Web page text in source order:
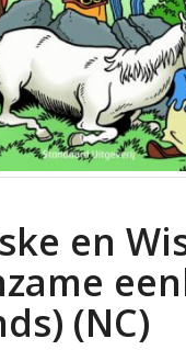
en
(NC)